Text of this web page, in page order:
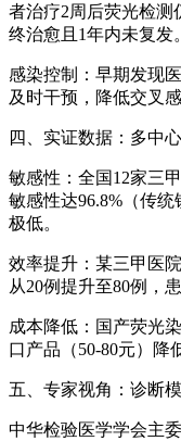
者治疗2周后荧光检测
终治愈且1年内未复发。
感染控制：早期发现
及时干预，降低交叉感
四、实证数据：多中
敏感性：全国12家三
敏感性达96.8%（传统
极低。
效率提升：某三甲医
从20例提升至80例，
成本降低：国产荧光
口产品（50-80元）降
五、专家视角：诊断
中华检验医学学会主